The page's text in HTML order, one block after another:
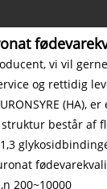
vi vil
og rettidig
består af
200~10000